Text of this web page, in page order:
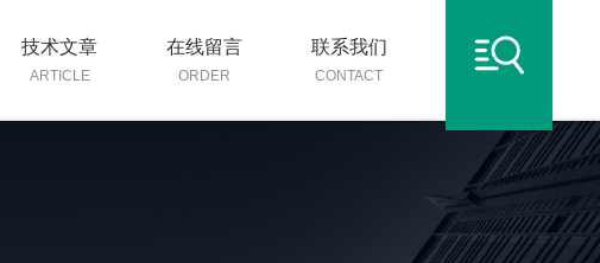
技术文章
ARTICLE
在线留言
ORDER
联系我们
CONTACT